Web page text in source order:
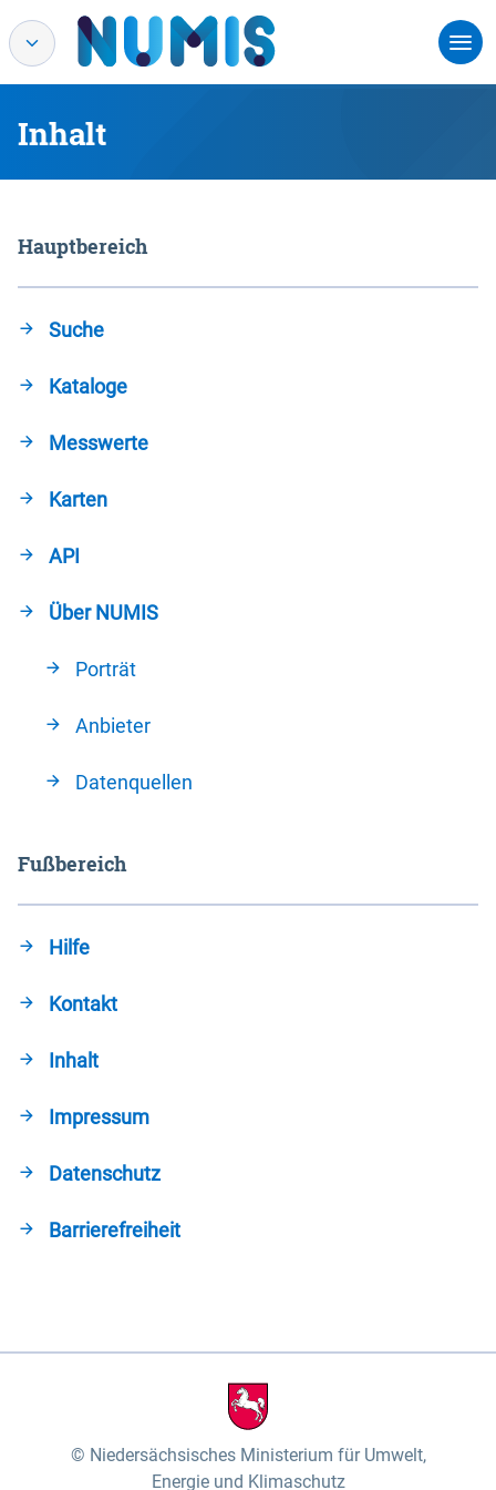
Inhalt
Hauptbereich
Suche
Kataloge
Messwerte
Karten
API
Über NUMIS
Porträt
Anbieter
Datenquellen
Fußbereich
Hilfe
Kontakt
Inhalt
Impressum
Datenschutz
Barrierefreiheit
Niedersächsisches Ministerium für Umwelt,
Energie und Klimaschutz